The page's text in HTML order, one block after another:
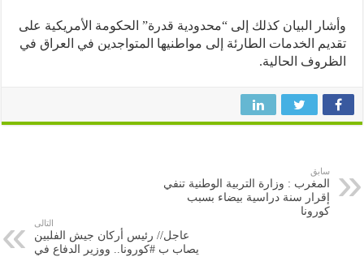
البيان كذلك إلى “محدودية قدرة” الحكومة الأمريكية على
الخدمات الطارئة إلى مواطنيها المتواجدين في العراق في
الحالية.
المغرب : وزارة التربية الوطنية تنفي
إقرار سنة دراسية بيضاء بسبب
عاجل// رئيس أركان جيش الفلبين
يصاب ب #كورونا.. ووزير الدفاع في